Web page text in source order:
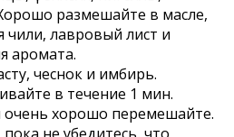
размешайте в масле,
чили, лавровый лист и
аромата.
чеснок и имбирь.
в течение 1 мин.
хорошо перемешайте.
не убедитесь, что